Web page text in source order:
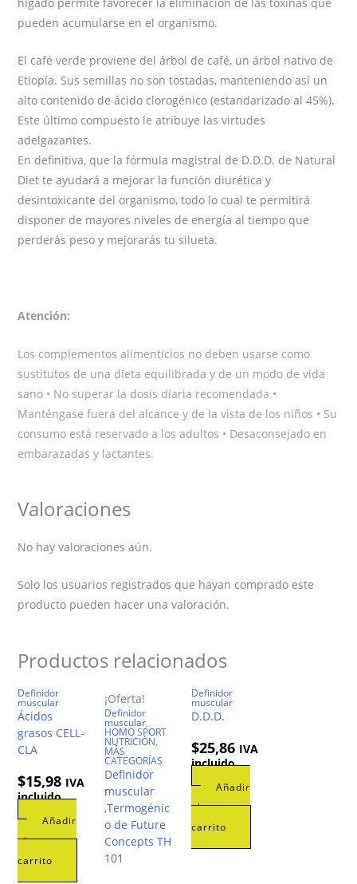
pueden acumularse en el organismo.
El café verde proviene del árbol de café, un árbol nativo de
Etiopía. Sus semillas no son tostadas, manteniendo así un
alto contenido de ácido clorogénico (estandarizado al 45%).
Este último compuesto le atribuye las virtudes
adelgazantes.
En definitiva, que la fórmula magistral de D.D.D. de Natural
Diet te ayudará a mejorar la función diurética y
desintoxicante del organismo, todo lo cual te permitirá
disponer de mayores niveles de energía al tiempo que
perderás peso y mejorarás tu silueta.
Atención:
Los complementos alimenticios no deben usarse como
sustitutos de una dieta equilibrada y de un modo de vida
sano • No superar la dosis diaria recomendada •
Manténgase fuera del alcance y de la vista de los niños • Su
consumo está reservado a los adultos • Desaconsejado en
embarazadas y lactantes.
Valoraciones
No hay valoraciones aún.
Solo los usuarios registrados que hayan comprado este
producto pueden hacer una valoración.
Productos relacionados
Definidor
muscular
Ácidos
grasos CELL-
CLA
$15,98 IVA
incluido
Añadir
al
carrito
¡Oferta!
Definidor
muscular,
HOMO SPORT
NUTRICIÓN,
MÁS
CATEGORÍAS
Definidor
muscular
,Termogénic
o de Future
Concepts TH
101
Definidor
muscular
D.D.D.
$25,86 IVA
incluido
Añadir
al
carrito